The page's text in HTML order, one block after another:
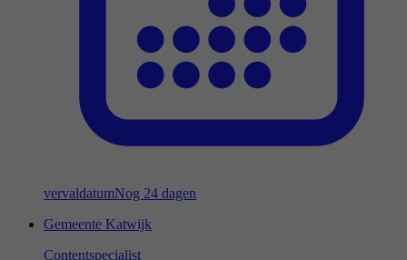
vervaldatumNog 24 dagen
Gemeente Katwijk
Contentspecialist